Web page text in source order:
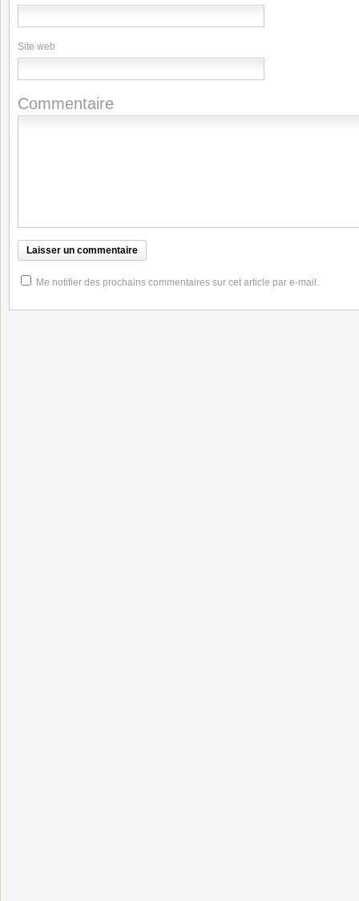
Site web
Commentaire
Me notifier des prochains commentaires sur cet article par e-mail.